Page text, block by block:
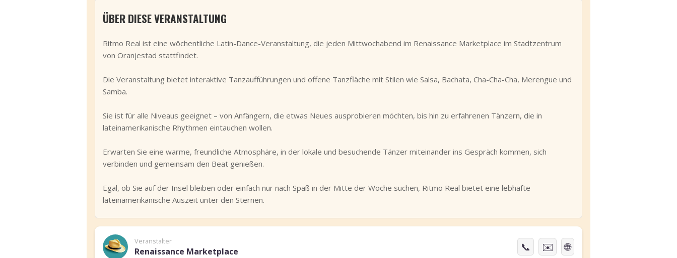
ÜBER DIESE VERANSTALTUNG
Ritmo Real ist eine wöchentliche Latin-Dance-Veranstaltung, die jeden Mittwochabend im Renaissance Marketplace im Stadtzentrum
von Oranjestad stattfindet.
Die Veranstaltung bietet interaktive Tanzaufführungen und offene Tanzfläche mit Stilen wie Salsa, Bachata, Cha-Cha-Cha, Merengue und
Samba.
Sie ist für alle Niveaus geeignet – von Anfängern, die etwas Neues ausprobieren möchten, bis hin zu erfahrenen Tänzern, die in
lateinamerikanische Rhythmen eintauchen wollen.
Erwarten Sie eine warme, freundliche Atmosphäre, in der lokale und besuchende Tänzer miteinander ins Gespräch kommen, sich
verbinden und gemeinsam den Beat genießen.
Egal, ob Sie auf der Insel bleiben oder einfach nur nach Spaß in der Mitte der Woche suchen, Ritmo Real bietet eine lebhafte
lateinamerikanische Auszeit unter den Sternen.
Veranstalter
Renaissance Marketplace 📞 ✉️ 🌐